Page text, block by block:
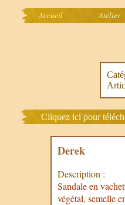
Accueil Atelier
Cliquez ici pour
Derek
Description :
Sandale en
végétal, semelle